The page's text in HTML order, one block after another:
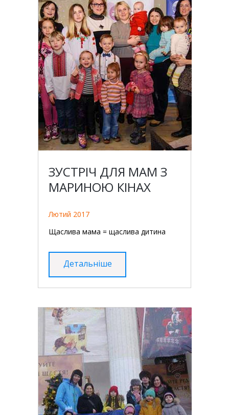
ЗУСТРІЧ ДЛЯ МАМ З
МАРИНОЮ КІНАХ
Лютий 2017
Щаслива мама = щаслива дитина
Детальніше